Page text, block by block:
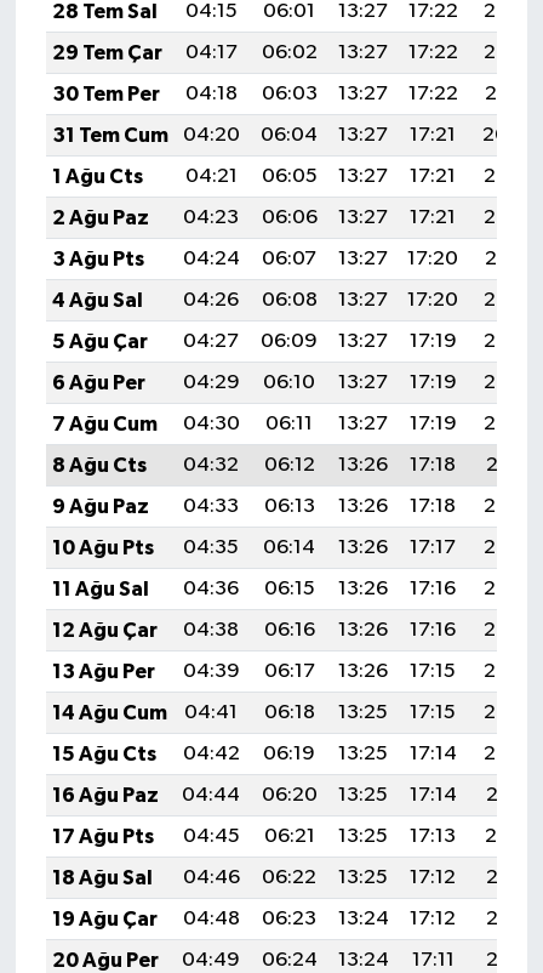
28 Tem Sal
04:15 06:01 13:27 17:22
20:43
29 Tem Çar
04:17 06:02 13:27 17:22
20:42
30 Tem Per
04:18 06:03 13:27 17:22
20:41
31 Tem Cum
04:20 06:04 13:27 17:21
20:40
1 Ağu Cts
04:21 06:05 13:27 17:21
20:39
2 Ağu Paz
04:23 06:06 13:27 17:21
20:38
3 Ağu Pts
04:24 06:07 13:27 17:20
20:37
4 Ağu Sal
04:26 06:08 13:27 17:20
20:36
5 Ağu Çar
04:27 06:09 13:27 17:19
20:35
6 Ağu Per
04:29 06:10 13:27 17:19
20:33
7 Ağu Cum
04:30 06:11 13:27 17:19
20:32
8 Ağu Cts
04:32 06:12 13:26 17:18
20:31
9 Ağu Paz
04:33 06:13 13:26 17:18
20:30
10 Ağu Pts
04:35 06:14 13:26 17:17
20:29
11 Ağu Sal
04:36 06:15 13:26 17:16
20:27
12 Ağu Çar
04:38 06:16 13:26 17:16
20:26
13 Ağu Per
04:39 06:17 13:26 17:15
20:25
14 Ağu Cum
04:41 06:18 13:25 17:15
20:23
15 Ağu Cts
04:42 06:19 13:25 17:14
20:22
16 Ağu Paz
04:44 06:20 13:25 17:14
20:21
17 Ağu Pts
04:45 06:21 13:25 17:13
20:19
18 Ağu Sal
04:46 06:22 13:25 17:12
20:18
19 Ağu Çar
04:48 06:23 13:24 17:12
20:16
20 Ağu Per
04:49 06:24 13:24 17:11
20:15